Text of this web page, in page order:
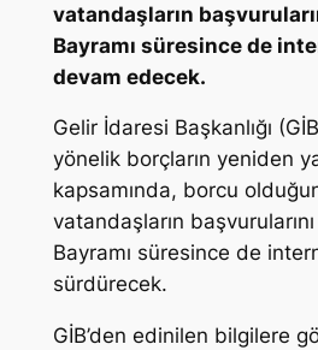
vatandaşların
Bayramı süresince de
devam edecek.
Gelir İdaresi Başkanlığı
yönelik borçların yeniden
kapsamında, borcu
vatandaşların
Bayramı süresince de
sürdürecek.
GİB’den edinilen bilgilere